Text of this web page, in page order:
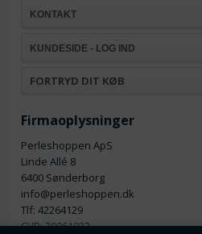
KONTAKT
KUNDESIDE - LOG IND
FORTRYD DIT KØB
Firmaoplysninger
Perleshoppen ApS
Linde Allé 8
6400 Sønderborg
info@perleshoppen.dk
Tlf: 42264129
CVR: 39061023